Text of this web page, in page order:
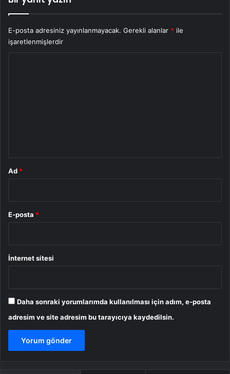
E-posta adresiniz yayınlanmayacak. Gerekli alanlar * ile
işaretlenmişlerdir
Ad *
E-posta *
İnternet sitesi
Daha sonraki yorumlarımda kullanılması için adım, e-posta
adresim ve site adresim bu tarayıcıya kaydedilsin.